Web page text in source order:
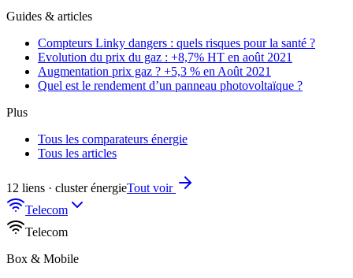
Guides & articles
Compteurs Linky dangers : quels risques pour la santé ?
Evolution du prix du gaz : +8,7% HT en août 2021
Augmentation prix gaz ? +5,3 % en Août 2021
Quel est le rendement d’un panneau photovoltaïque ?
Plus
Tous les comparateurs énergie
Tous les articles
12 liens · cluster énergieTout voir
Telecom
Telecom
Box & Mobile